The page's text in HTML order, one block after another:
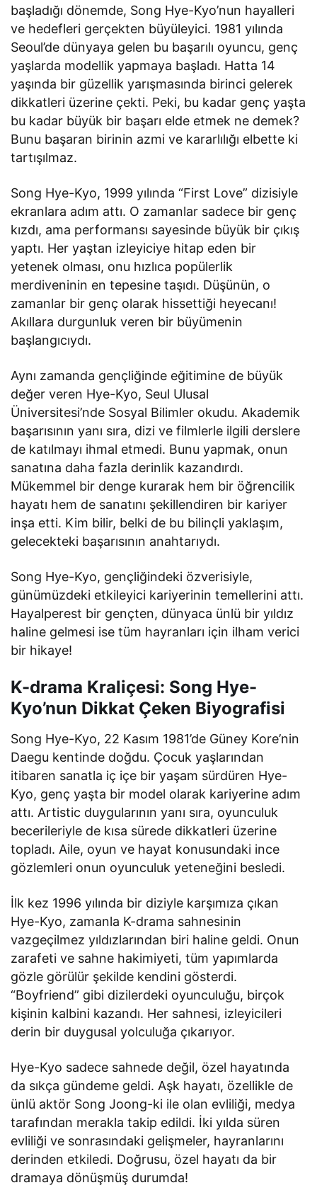
başladığı dönemde, Song Hye-Kyo’nun hayalleri
ve hedefleri gerçekten büyüleyici. 1981 yılında
Seoul’de dünyaya gelen bu başarılı oyuncu, genç
yaşlarda modellik yapmaya başladı. Hatta 14
yaşında bir güzellik yarışmasında birinci gelerek
dikkatleri üzerine çekti. Peki, bu kadar genç yaşta
bu kadar büyük bir başarı elde etmek ne demek?
Bunu başaran birinin azmi ve kararlılığı elbette ki
tartışılmaz.
Song Hye-Kyo, 1999 yılında “First Love” dizisiyle
ekranlara adım attı. O zamanlar sadece bir genç
kızdı, ama performansı sayesinde büyük bir çıkış
yaptı. Her yaştan izleyiciye hitap eden bir
yetenek olması, onu hızlıca popülerlik
merdiveninin en tepesine taşıdı. Düşünün, o
zamanlar bir genç olarak hissettiği heyecanı!
Akıllara durgunluk veren bir büyümenin
başlangıcıydı.
Aynı zamanda gençliğinde eğitimine de büyük
değer veren Hye-Kyo, Seul Ulusal
Üniversitesi’nde Sosyal Bilimler okudu. Akademik
başarısının yanı sıra, dizi ve filmlerle ilgili derslere
de katılmayı ihmal etmedi. Bunu yapmak, onun
sanatına daha fazla derinlik kazandırdı.
Mükemmel bir denge kurarak hem bir öğrencilik
hayatı hem de sanatını şekillendiren bir kariyer
inşa etti. Kim bilir, belki de bu bilinçli yaklaşım,
gelecekteki başarısının anahtarıydı.
Song Hye-Kyo, gençliğindeki özverisiyle,
günümüzdeki etkileyici kariyerinin temellerini attı.
Hayalperest bir gençten, dünyaca ünlü bir yıldız
haline gelmesi ise tüm hayranları için ilham verici
bir hikaye!
K-drama Kraliçesi: Song Hye-
Kyo’nun Dikkat Çeken Biyografisi
Song Hye-Kyo, 22 Kasım 1981’de Güney Kore’nin
Daegu kentinde doğdu. Çocuk yaşlarından
itibaren sanatla iç içe bir yaşam sürdüren Hye-
Kyo, genç yaşta bir model olarak kariyerine adım
attı. Artistic duygularının yanı sıra, oyunculuk
becerileriyle de kısa sürede dikkatleri üzerine
topladı. Aile, oyun ve hayat konusundaki ince
gözlemleri onun oyunculuk yeteneğini besledi.
İlk kez 1996 yılında bir diziyle karşımıza çıkan
Hye-Kyo, zamanla K-drama sahnesinin
vazgeçilmez yıldızlarından biri haline geldi. Onun
zarafeti ve sahne hakimiyeti, tüm yapımlarda
gözle görülür şekilde kendini gösterdi.
“Boyfriend” gibi dizilerdeki oyunculuğu, birçok
kişinin kalbini kazandı. Her sahnesi, izleyicileri
derin bir duygusal yolculuğa çıkarıyor.
Hye-Kyo sadece sahnede değil, özel hayatında
da sıkça gündeme geldi. Aşk hayatı, özellikle de
ünlü aktör Song Joong-ki ile olan evliliği, medya
tarafından merakla takip edildi. İki yılda süren
evliliği ve sonrasındaki gelişmeler, hayranlarını
derinden etkiledi. Doğrusu, özel hayatı da bir
dramaya dönüşmüş durumda!